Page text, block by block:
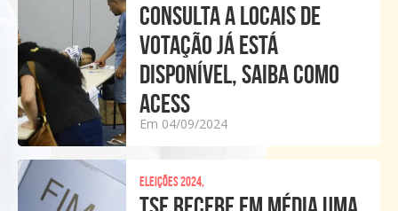
CONSULTA A LOCAIS DE
VOTAÇÃO JÁ ESTÁ
DISPONÍVEL, SAIBA COMO
ACESS
Em 04/09/2024
Eleições 2024,